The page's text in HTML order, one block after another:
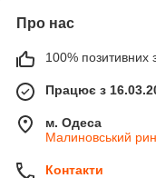
Про нас
100% позитивних з
Працює з
м. Одеса
Малиновський
Контакти